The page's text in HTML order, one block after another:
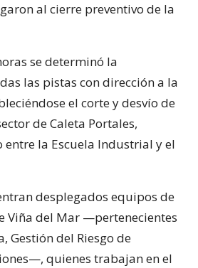
al cierre preventivo de la
se determinó la
las pistas con dirección a la
el corte y desvío de
de Caleta Portales,
la Escuela Industrial y el
desplegados equipos de
Viña del Mar —pertenecientes
Gestión del Riesgo de
quienes trabajan en el